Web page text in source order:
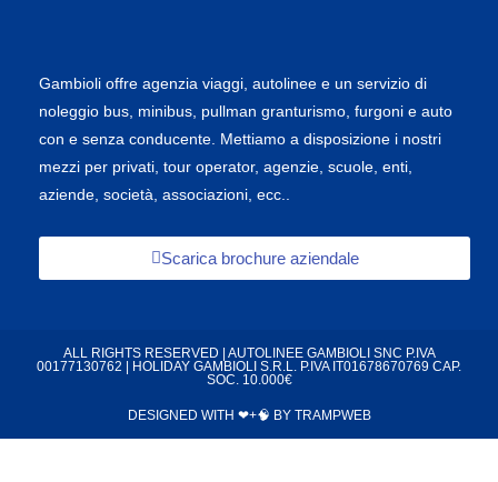
Gambioli offre agenzia viaggi, autolinee e un servizio di
noleggio bus, minibus, pullman granturismo, furgoni e auto
con e senza conducente. Mettiamo a disposizione i nostri
mezzi per privati, tour operator, agenzie, scuole, enti,
aziende, società, associazioni, ecc..
Scarica brochure aziendale
ALL RIGHTS RESERVED | AUTOLINEE GAMBIOLI SNC P.IVA
00177130762 | HOLIDAY GAMBIOLI S.R.L. P.IVA IT01678670769 CAP.
SOC. 10.000€
DESIGNED WITH ❤+🧠 BY TRAMPWEB